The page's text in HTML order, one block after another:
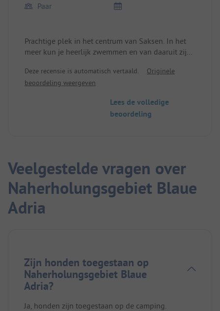
Paar
Prachtige plek in het centrum van Saksen. In het
meer kun je heerlijk zwemmen en van daaruit zijn
Deze recensie is automatisch vertaald.
Originele
beoordeling weergeven
Lees de volledige
beoordeling
Veelgestelde vragen over
Naherholungsgebiet Blaue
Adria
Zijn honden toegestaan op
Naherholungsgebiet Blaue
Adria?
Ja, honden zijn toegestaan op de camping.